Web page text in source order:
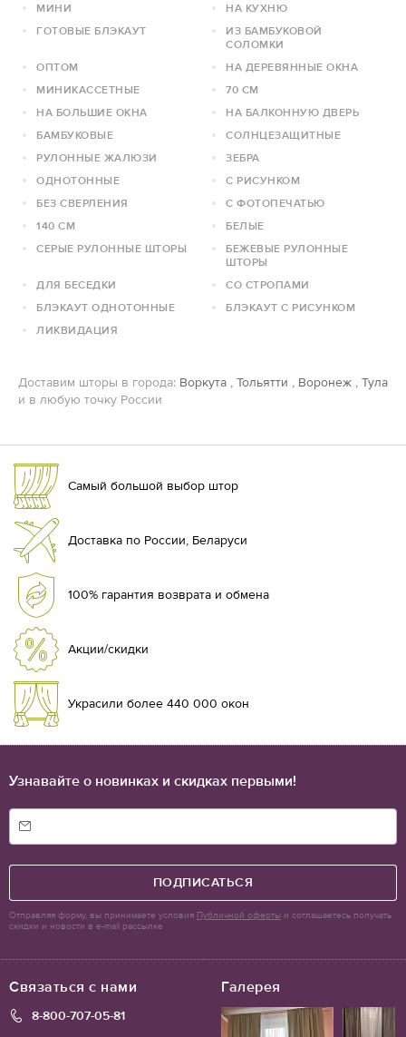
МИНИ
НА КУХНЮ
ГОТОВЫЕ БЛЭКАУТ
ИЗ БАМБУКОВОЙ
СОЛОМКИ
ОПТОМ
НА ДЕРЕВЯННЫЕ ОКНА
МИНИКАССЕТНЫЕ
70 СМ
НА БОЛЬШИЕ ОКНА
НА БАЛКОННУЮ ДВЕРЬ
БАМБУКОВЫЕ
СОЛНЦЕЗАЩИТНЫЕ
РУЛОННЫЕ ЖАЛЮЗИ
ЗЕБРА
ОДНОТОННЫЕ
С РИСУНКОМ
БЕЗ СВЕРЛЕНИЯ
С ФОТОПЕЧАТЬЮ
140 СМ
БЕЛЫЕ
СЕРЫЕ РУЛОННЫЕ ШТОРЫ
БЕЖЕВЫЕ РУЛОННЫЕ
ШТОРЫ
ДЛЯ БЕСЕДКИ
СО СТРОПАМИ
БЛЭКАУТ ОДНОТОННЫЕ
БЛЭКАУТ С РИСУНКОМ
ЛИКВИДАЦИЯ
Доставим шторы в города: Воркута , Тольятти , Воронеж , Тула
и в любую точку России
Самый большой выбор штор
Доставка по России, Беларуси
100% гарантия возврата и обмена
Акции/скидки
Украсили более 440 000 окон
Галерея
Связаться с нами
8-800-707-05-81
Узнавайте о новинках и скидках первыми!
ПОДПИСАТЬСЯ
Отправляя форму, вы принимаете условия Публичной оферты и соглашаетесь получать
скидки и новости в e-mail рассылке